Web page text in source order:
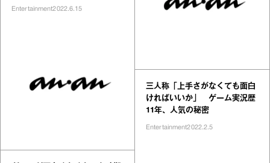
Entertainment2022.6.15
三人称「上手さがなくても面白
ければいいか」 ゲーム実況歴
11年、人気の秘密
Entertainment2022.2.5